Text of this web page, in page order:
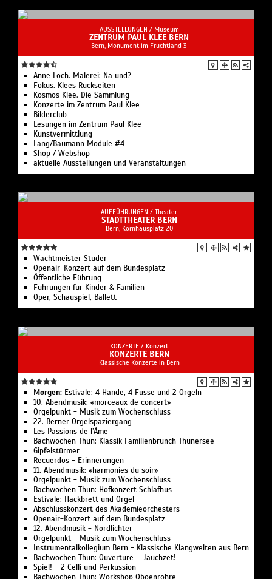
AUSSTELLUNGEN / Museum
ZENTRUM PAUL KLEE BERN
Bern, Monument im Fruchtland 3
Anne Loch. Malerei: Na und?
Fokus. Klees Rückseiten
Kosmos Klee. Die Sammlung
Konzerte im Zentrum Paul Klee
Bilderclub
Lesungen im Zentrum Paul Klee
Kunstvermittlung
Lang/Baumann Module #4
Shop / Webshop
aktuelle Ausstellungen und Veranstaltungen
AUFFÜHRUNGEN / Theater
STADTTHEATER BERN
Bern, Kornhausplatz 20
Wachtmeister Studer
Openair-Konzert auf dem Bundesplatz
Öffentliche Führung
Führungen für Kinder & Familien
Oper, Schauspiel, Ballett
KONZERTE / Konzert
KONZERTE BERN
Klassische Konzerte in Bern
Morgen: Estivale: 4 Hände, 4 Füsse und 2 Orgeln
10. Abendmusik: «morceaux de concert»
Orgelpunkt - Musik zum Wochenschluss
22. Berner Orgelspaziergang
Les Passions de l’Âme
Bachwochen Thun: Klassik Familienbrunch Thunersee
Gipfelstürmer
Recuerdos - Erinnerungen
11. Abendmusik: «harmonies du soir»
Orgelpunkt - Musik zum Wochenschluss
Bachwochen Thun: Hofkonzert Schlafhus
Estivale: Hackbrett und Orgel
Abschlusskonzert des Akademieorchesters
Openair-Konzert auf dem Bundesplatz
12. Abendmusik - Nordlichter
Orgelpunkt - Musik zum Wochenschluss
Instrumentalkollegium Bern - Klassische Klangwelten aus Bern
Bachwochen Thun: Ouverture – Jauchzet!
Spiel! - 2 Celli und Perkussion